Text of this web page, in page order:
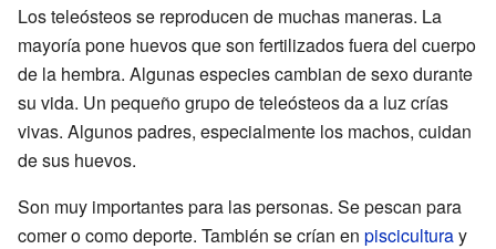
Los teleósteos se reproducen de muchas maneras. La
mayoría pone huevos que son fertilizados fuera del cuerpo
de la hembra. Algunas especies cambian de sexo durante
su vida. Un pequeño grupo de teleósteos da a luz crías
vivas. Algunos padres, especialmente los machos, cuidan
de sus huevos.
Son muy importantes para las personas. Se pescan para
comer o como deporte. También se crían en pisciculturay